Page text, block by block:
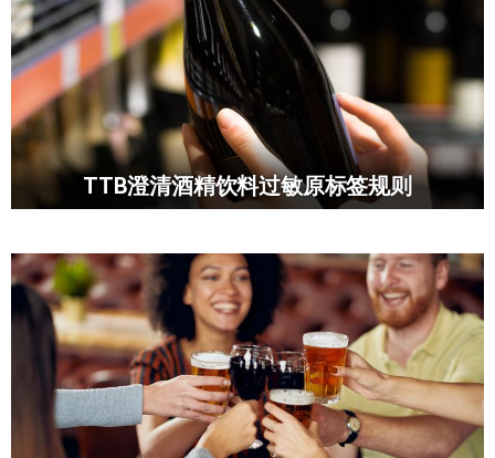
TTB澄清酒精饮料过敏原标签规则